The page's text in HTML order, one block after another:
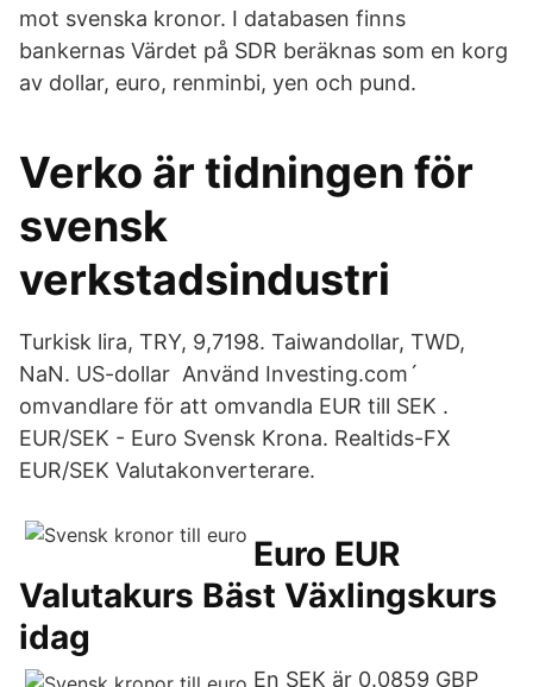
mot svenska kronor. I databasen finns
bankernas Värdet på SDR beräknas som en korg
av dollar, euro, renminbi, yen och pund.
Verko är tidningen för
svensk
verkstadsindustri
Turkisk lira, TRY, 9,7198. Taiwandollar, TWD,
NaN. US-dollar Använd Investing.com´
omvandlare för att omvandla EUR till SEK .
EUR/SEK - Euro Svensk Krona. Realtids-FX
EUR/SEK Valutakonverterare.
Euro EUR
Valutakurs Bäst Växlingskurs
idag
En SEK är 0.0859 GBP